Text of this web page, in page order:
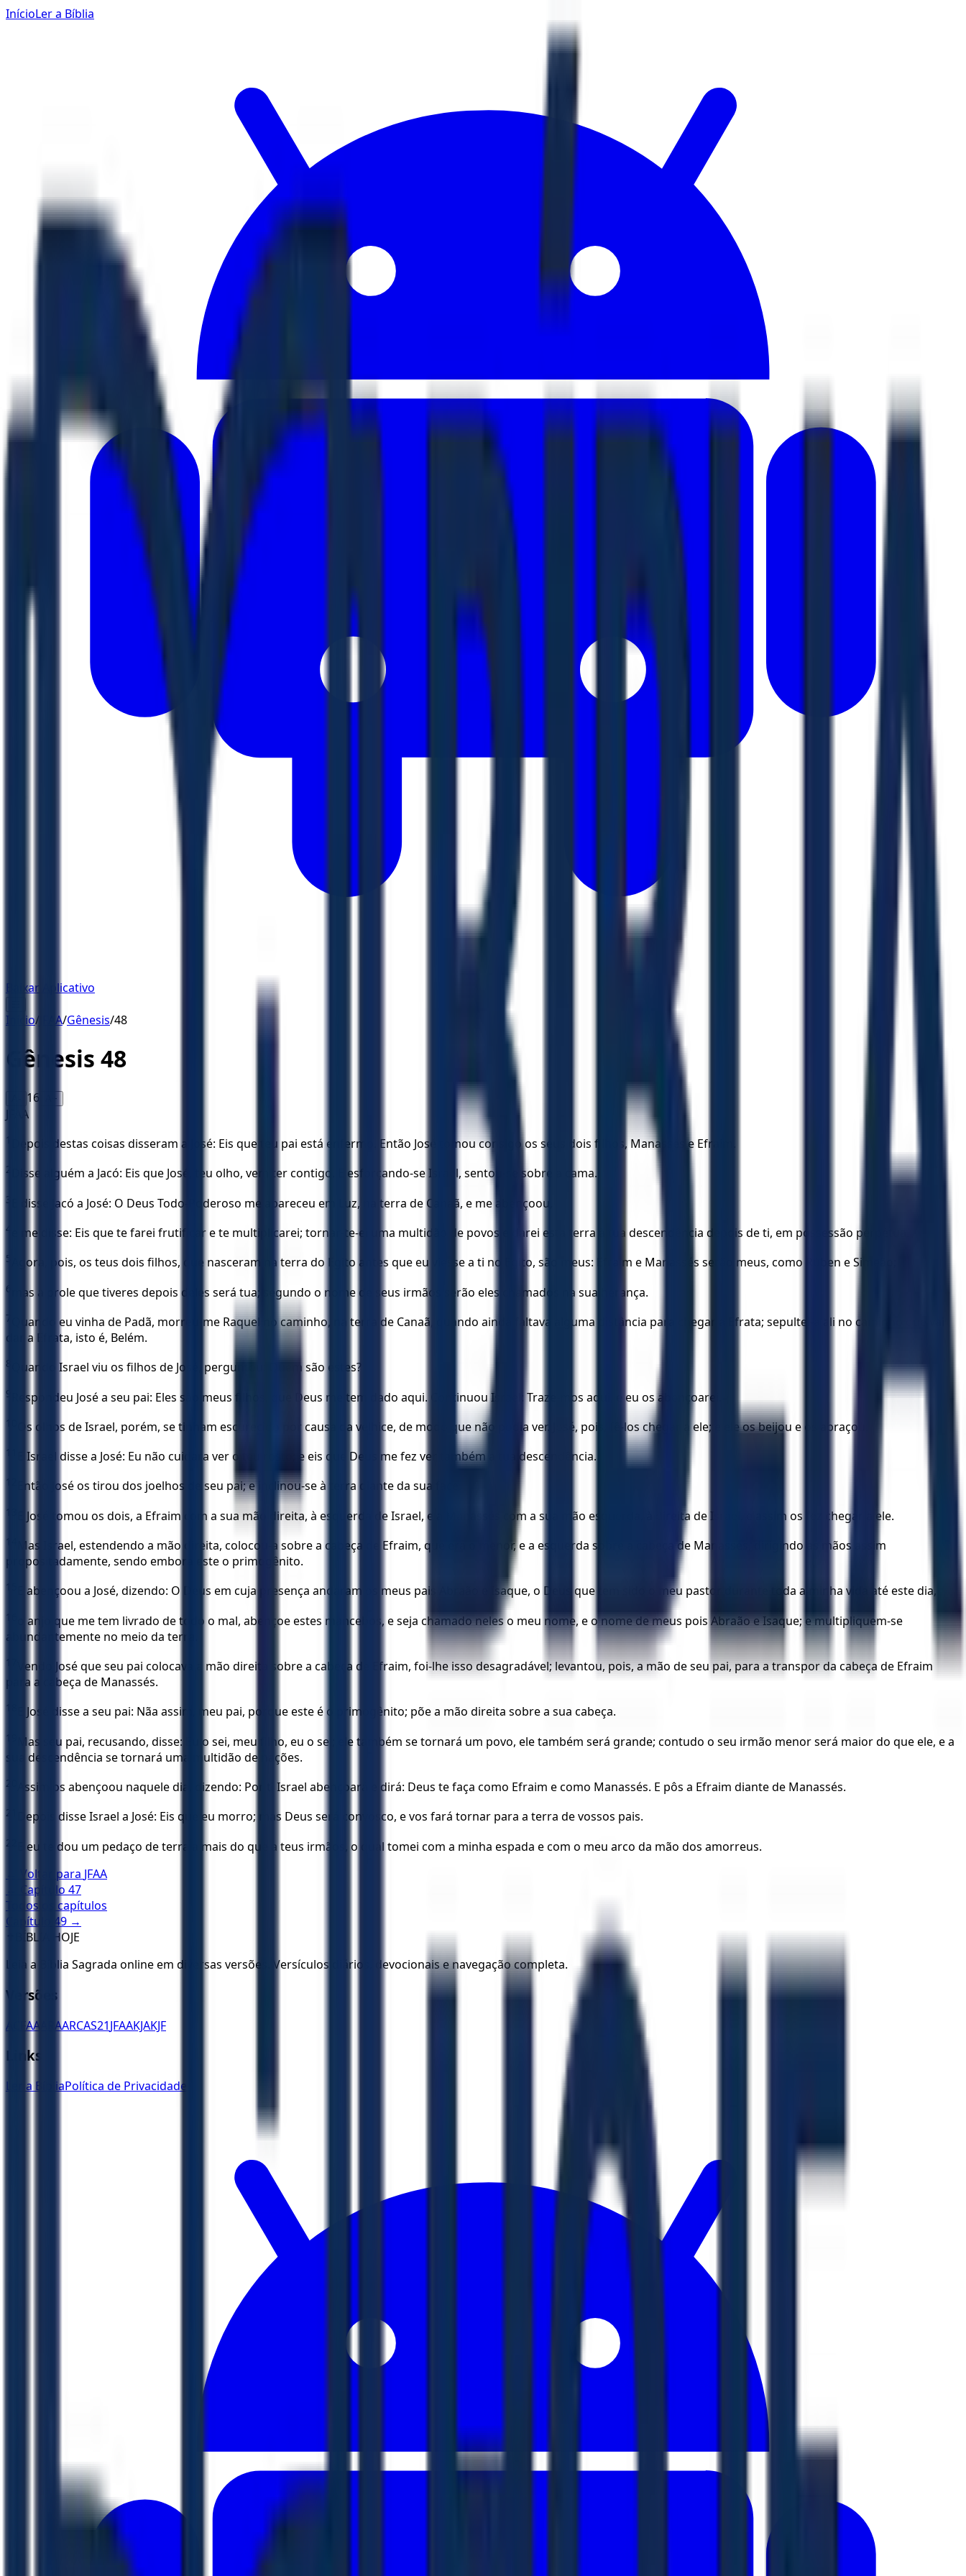
InícioLer a Bíblia
Baixar Aplicativo
Início/ JFAA/Gênesis/48
Gênesis 48
16 A+
JFAA
1 Depois destas coisas disseram a José: Eis que teu pai está enfermo. Então José tomou consigo os seus dois filhos, Manassés e Efraim.
2 Disse alguém a Jacó: Eis que José, teu olho, vem ter contigo. E esforçando-se Israel, sentou-se sobre a cama.
3 E disse Jacó a José: O Deus Todo-Poderoso me apareceu em Luz, na terra de Canaã, e me abençoou,
4 e me disse: Eis que te farei frutificar e te multiplicarei; tornar-te-ei uma multidão de povos e darei esta terra à tua descendência depois de ti, em possessão perpétua.
5 Agora, pois, os teus dois filhos, que nasceram na terra do Egito antes que eu viesse a ti no Egito, são meus: Efraim e Manassés serão meus, como Rúben e Simeão;
6 mas a prole que tiveres depois deles será tua; segundo o nome de seus irmãos serão eles chamados na sua herança.
7
Quando eu vinha de Padã, morreu-me Raquel no caminho, na terra de Canaã, quando ainda faltava alguma distância para chegar a Efrata; sepultei-a ali no caminho que vai
dar a Efrata, isto é, Belém.
8 Quando Israel viu os filhos de José, perguntou: Quem são estes?
9 Respondeu José a seu pai: Eles são meus filhos, que Deus me tem dado aqui. Continuou Israel: Traze-mos aqui, e eu os abençoarei.
10 Os olhos de Israel, porém, se tinham escurecido por causa da velhice, de modo que não podia ver. José, pois, fê-los chegar a ele; e ele os beijou e os abraçou.
11 E Israel disse a José: Eu não cuidara ver o teu rosto; e eis que Deus me fez ver também a tua descendência.
12 Então José os tirou dos joelhos de seu pai; e inclinou-se à terra diante da sua face.
13 E José tomou os dois, a Efraim com a sua mão direita, à esquerda de Israel, e a Manassés com a sua mão esquerda, à direita de Israel, e assim os fez chegar a ele.
14
Mas Israel, estendendo a mão direita, colocou-a sobre a cabeça de Efraim, que era o menor, e a esquerda sobre a cabeça de Manassés, dirigindo as mãos assim
propositadamente, sendo embora este o primogênito.
15 E abençoou a José, dizendo: O Deus em cuja presença andaram os meus pais Abraão e Isaque, o Deus que tem sido o meu pastor durante toda a minha vida até este dia,
16
o anjo que me tem livrado de todo o mal, abençoe estes mancebos, e seja chamado neles o meu nome, e o nome de meus pois Abraão e Isaque; e multipliquem-se
abundantemente no meio da terra.
17
Vendo José que seu pai colocava a mão direita sobre a cabeça de Efraim, foi-lhe isso desagradável; levantou, pois, a mão de seu pai, para a transpor da cabeça de Efraim
para a cabeça de Manassés.
18 E José disse a seu pai: Nãa assim, meu pai, porque este é o primogênito; põe a mão direita sobre a sua cabeça.
19
Mas seu pai, recusando, disse: Eu o sei, meu filho, eu o sei; ele também se tornará um povo, ele também será grande; contudo o seu irmão menor será maior do que ele, e a
sua descendência se tornará uma multidão de nações.
20 Assim os abençoou naquele dia, dizendo: Por ti Israel abençoará e dirá: Deus te faça como Efraim e como Manassés. E pôs a Efraim diante de Manassés.
21 Depois disse Israel a José: Eis que eu morro; mas Deus será convosco, e vos fará tornar para a terra de vossos pais.
22
E eu te dou um pedaço de terra a mais do que a teus irmãos, o qual tomei com a minha espada e com o meu arco da mão dos amorreus.
← Voltar para JFAA
← Capítulo 47
Todos os capítulos
Capítulo
49 →
BÍBLIA HOJE
Leia a Bíblia Sagrada online em diversas versões. Versículos diários, devocionais e navegação completa.
Versões
ACFAA ARAARCAS21JFAAKJAKJF
Links
Ler a BíbliaPolítica de Privacidade